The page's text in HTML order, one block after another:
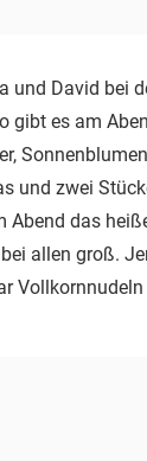
und David bei
gibt es am
und zwei
Abend das
allen groß.